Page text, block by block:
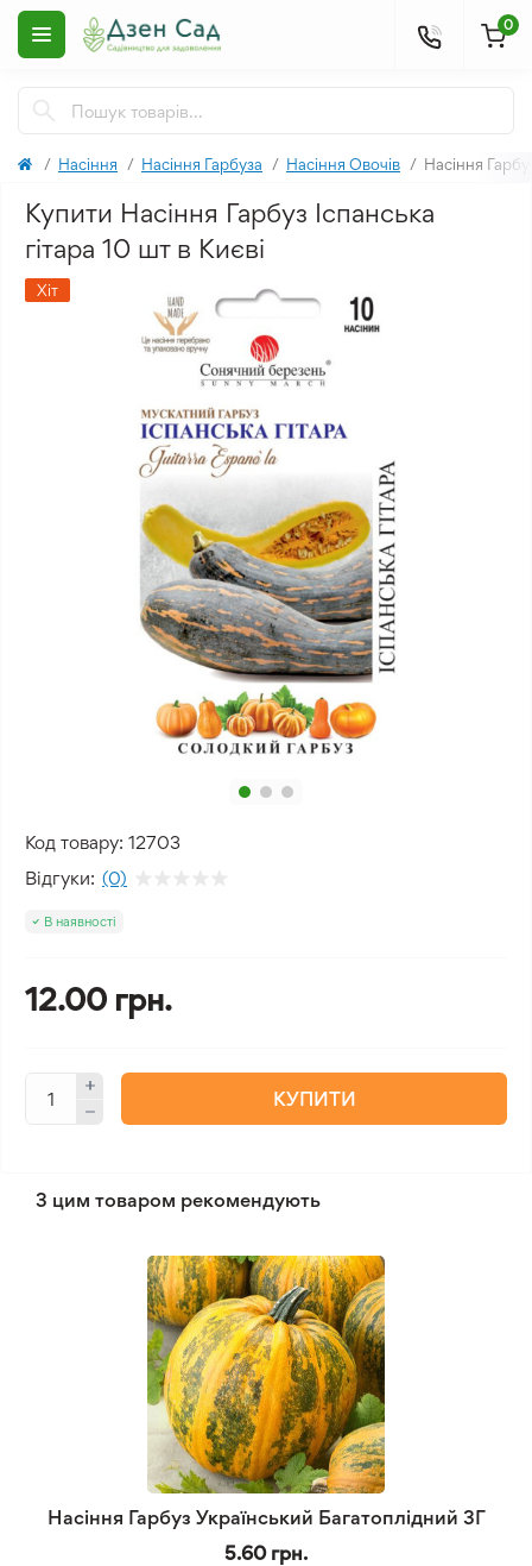
0
Насіння Насіння Гарбуза Насіння Овочів Насіння
Купити Насіння Гарбуз Іспанська
гітара 10 шт в Києві
Хіт
Код товару: 12703
Відгуки: (0)
В наявності
12.00 грн.
КУПИТИ
З цим товаром рекомендують
Насіння Гарбуз Український Багатоплідний 3Г
5.60 грн.